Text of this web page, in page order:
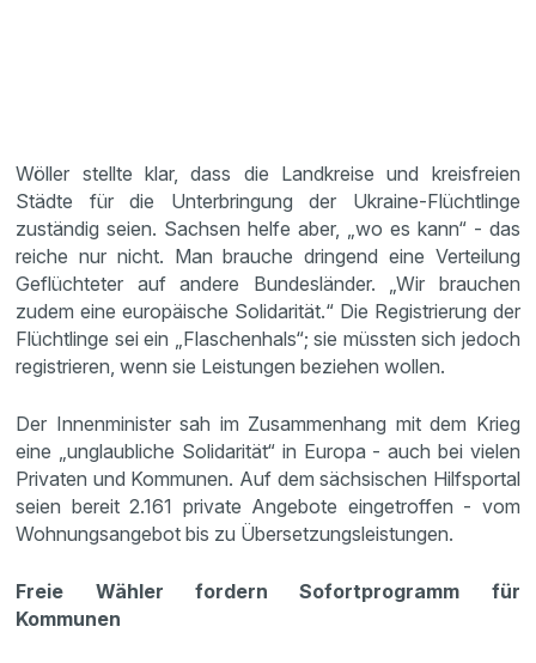
Wöller stellte klar, dass die Landkreise und kreisfreien
Städte für die Unterbringung der Ukraine-Flüchtlinge
zuständig seien. Sachsen helfe aber, „wo es kann“ - das
reiche nur nicht. Man brauche dringend eine Verteilung
Geflüchteter auf andere Bundesländer. „Wir brauchen
zudem eine europäische Solidarität.“ Die Registrierung der
Flüchtlinge sei ein „Flaschenhals“; sie müssten sich jedoch
registrieren, wenn sie Leistungen beziehen wollen.
Der Innenminister sah im Zusammenhang mit dem Krieg
eine „unglaubliche Solidarität“ in Europa - auch bei vielen
Privaten und Kommunen. Auf dem sächsischen Hilfsportal
seien bereit 2.161 private Angebote eingetroffen - vom
Wohnungsangebot bis zu Übersetzungsleistungen.
Freie Wähler fordern Sofortprogramm für
Kommunen